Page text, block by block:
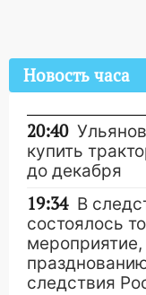
Новость часа
20:40
купить
до декабря
19:34 В
состоялось
следствия